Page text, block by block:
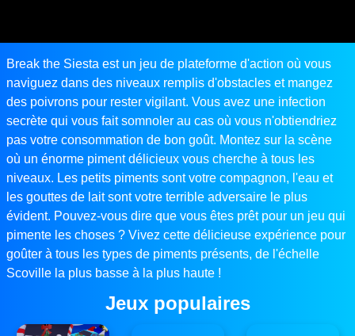
Break the Siesta est un jeu de plateforme d'action où vous
naviguez dans des niveaux remplis d'obstacles et mangez
des poivrons pour rester vigilant. Vous avez une infection
secrète qui vous fait somnoler au cas où vous n'obtiendriez
pas votre consommation de bon goût. Montez sur la scène
où un énorme piment délicieux vous cherche à tous les
niveaux. Les petits piments sont votre compagnon, l'eau et
les gouttes de lait sont votre terrible adversaire le plus
évident. Pouvez-vous dire que vous êtes prêt pour un jeu qui
pimente les choses ? Vivez cette délicieuse expérience pour
goûter à tous les types de piments présents, de l'échelle
Scoville la plus basse à la plus haute !
Jeux populaires